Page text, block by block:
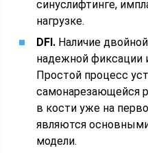
синуслифтинге,
нагрузке.
DFI. Наличие
надежной фиксации
Простой процесс
самонарезающейся
в кости уже на
являются
модели.